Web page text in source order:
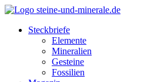
Steckbriefe
Elemente
Mineralien
Gesteine
Fossilien